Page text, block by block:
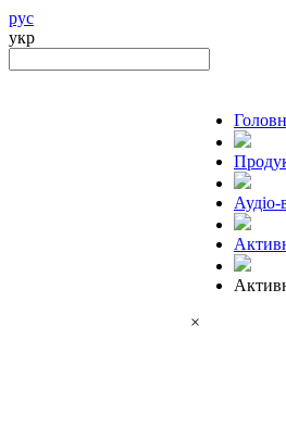
рус
укр
Аудіо-
×